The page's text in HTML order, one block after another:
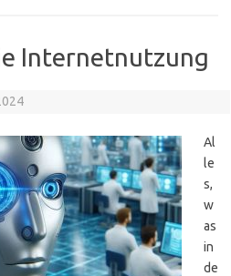
Internetnutzung
Al
le
s,
w
as
in
de